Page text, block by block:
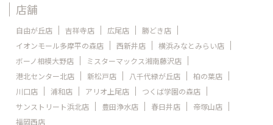
店舗
自由が丘店 吉祥寺店 広尾店
勝どき店
イオンモール多摩平の森店
西新井店
横浜みなとみらい店
ボーノ相模大野店
ミスターマックス湘南藤沢店
港北センター北店
新松戸店 八千代緑が丘店
柏の葉店
川口店
浦和店 アリオ上尾店
つくば学園の森店
サンストリート浜北店
豊田浄水店 春日井店
帝塚山店
福岡西店